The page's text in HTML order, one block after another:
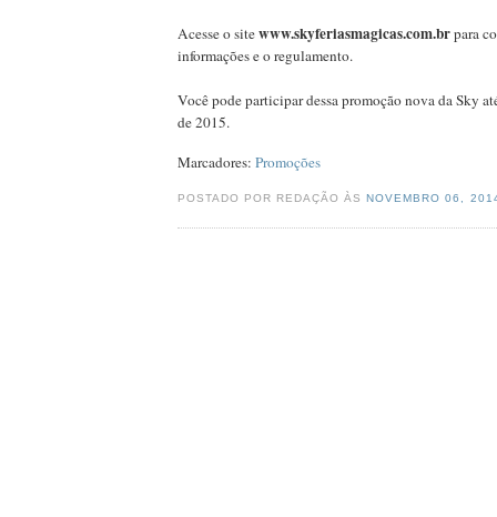
Acesse o sitewww.skyferiasmagicas.com.brpara
informações e o regulamento.
Você pode participar dessa promoção nova da Sky
de 2015.
Marcadores: Promoções
POSTADO POR REDAÇÃO ÀSNOVEMBRO 06,